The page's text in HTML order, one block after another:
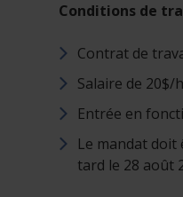
Conditions de
Contrat de
Salaire de 20$/
Entrée en
Le mandat
tard le 28 août